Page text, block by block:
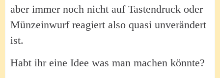
aber immer noch nicht auf Tastendruck oder
Münzeinwurf reagiert also quasi unverändert
ist.
Habt ihr eine Idee was man machen könnte?